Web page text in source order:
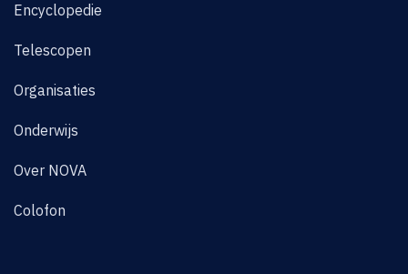
Encyclopedie
Telescopen
Organisaties
Onderwijs
Over NOVA
Colofon